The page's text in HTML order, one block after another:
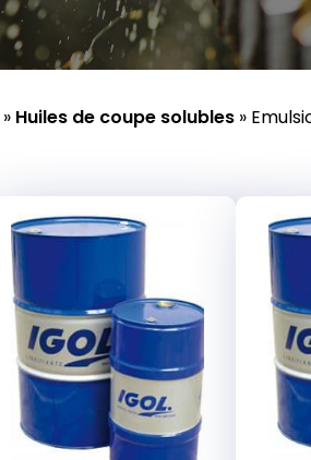
» Huiles de coupe solubles »